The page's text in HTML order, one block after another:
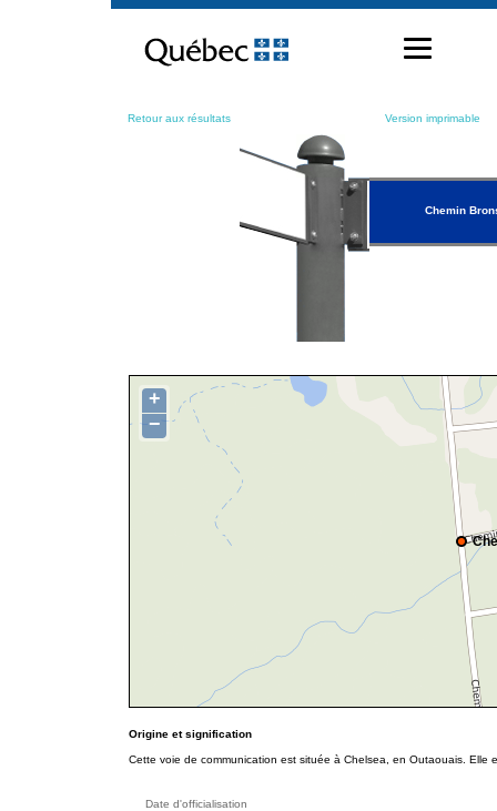
contenu
Retour aux résultats Version imprimable
Chemin
+
−
Origine et signification
Cette voie de communication est située à Chelsea, en Outaouais. Elle
Date d'officialisation